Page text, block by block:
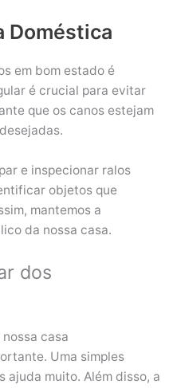
Doméstica
em bom estado é
é crucial para evitar
que os canos estejam
e inspecionar ralos
objetos que
mantemos a
da nossa casa.
dos
casa
Uma simples
ajuda muito. Além disso, a